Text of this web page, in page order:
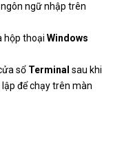
ngữ nhập trên
hộp thoại Windows
sổ Terminal sau khi
để chạy trên màn